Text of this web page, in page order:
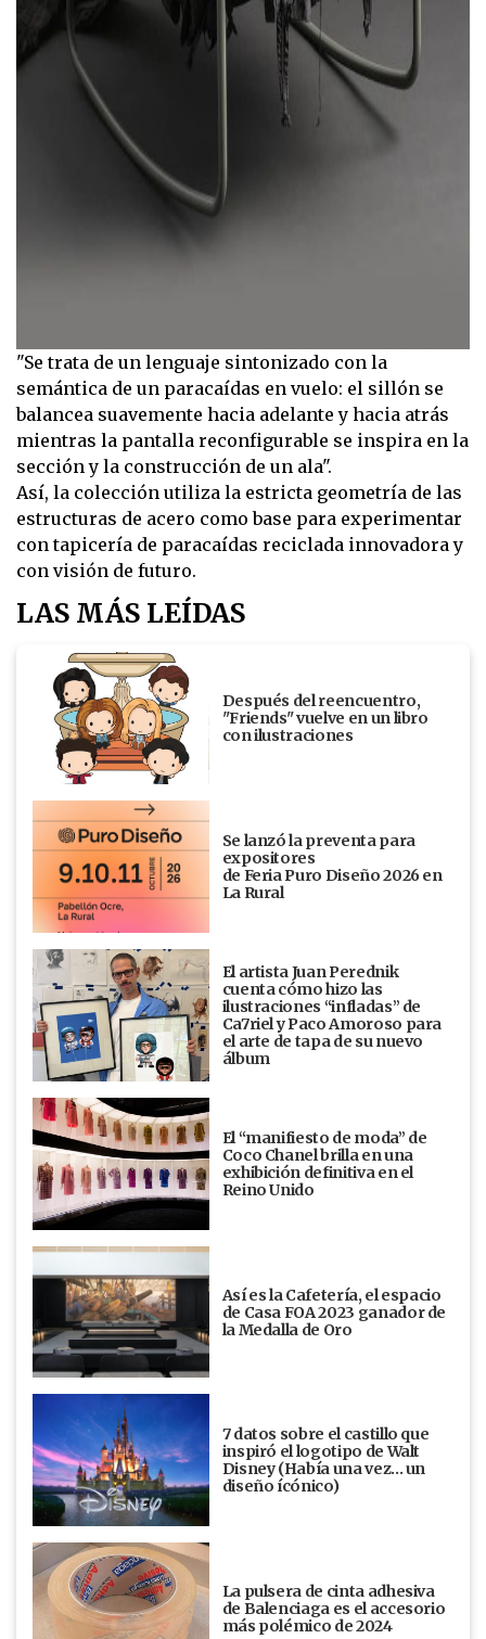
"Se trata de un lenguaje sintonizado con la
semántica de un paracaídas en vuelo: el sillón se
balancea suavemente hacia adelante y hacia atrás
mientras la pantalla reconfigurable se inspira en la
sección y la construcción de un ala".
Así, la colección utiliza la estricta geometría de las
estructuras de acero como base para experimentar
con tapicería de paracaídas reciclada innovadora y
con visión de futuro.
LAS MÁS LEÍDAS
Después del reencuentro,
"Friends" vuelve en un libro
con ilustraciones
Se lanzó la preventa para
expositores
de Feria Puro Diseño 2026 en
La Rural
El artista Juan Perednik
cuenta cómo hizo las
ilustraciones “infladas” de
Ca7riel y Paco Amoroso para
el arte de tapa de su nuevo
álbum
El “manifiesto de moda” de
Coco Chanel brilla en una
exhibición definitiva en el
Reino Unido
Así es la Cafetería, el espacio
de Casa FOA 2023 ganador de
la Medalla de Oro
7 datos sobre el castillo que
inspiró el logotipo de Walt
Disney (Había una vez... un
diseño ícónico)
La pulsera de cinta adhesiva
de Balenciaga es el accesorio
más polémico de 2024